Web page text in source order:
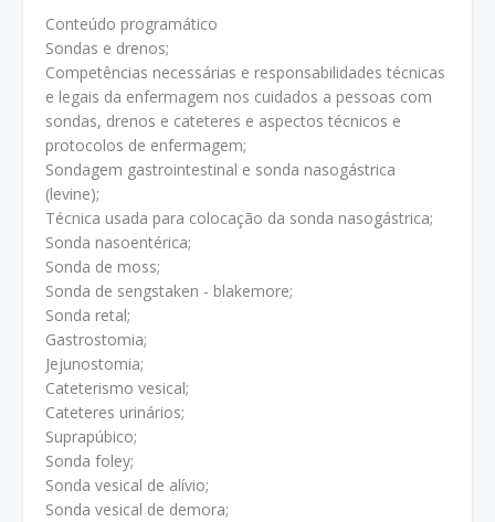
Conteúdo programático
Sondas e drenos;
Competências necessárias e responsabilidades técnicas
e legais da enfermagem nos cuidados a pessoas com
sondas, drenos e cateteres e aspectos técnicos e
protocolos de enfermagem;
Sondagem gastrointestinal e sonda nasogástrica
(levine);
Técnica usada para colocação da sonda nasogástrica;
Sonda nasoentérica;
Sonda de moss;
Sonda de sengstaken - blakemore;
Sonda retal;
Gastrostomia;
Jejunostomia;
Cateterismo vesical;
Cateteres urinários;
Suprapúbico;
Sonda foley;
Sonda vesical de alívio;
Sonda vesical de demora;